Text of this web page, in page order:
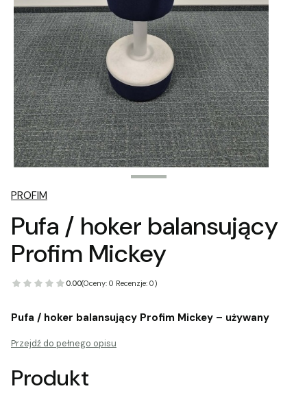
PROFIM
Pufa / hoker balansujący
Profim Mickey
0.00(Oceny: 0 Recenzje: 0)
Pufa / hoker balansujący Profim Mickey – używany
Przejdź do pełnego opisu
Produkt